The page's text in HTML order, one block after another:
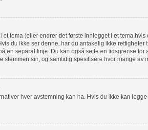
tema (eller endrer det første innlegget i et tema
du ikke ser denne, har du antakelig ikke rettigheter
en separat linje. Du kan også sette en tidsgrense
sin, og samtidig spesifisere hvor mange av
hver avstemning kan ha. Hvis du ikke kan